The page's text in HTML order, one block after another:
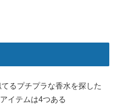
るプチプラな香水を探した
イテムは4つある